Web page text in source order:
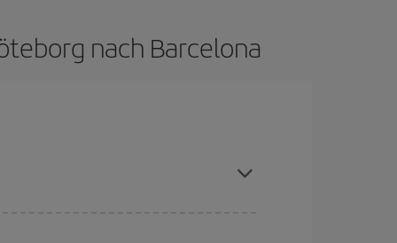
nach Barcelona